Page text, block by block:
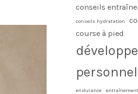
conseils
conseils hydratation
course à pied
personnel
endurance